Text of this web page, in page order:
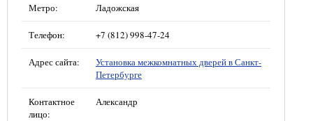
Метро: Ладожская
Телефон: +7 (812) 998-47-24
Адрес сайта:
Установка межкомнатных дверей в Санкт-
Петербурге
Контактное
лицо:
Александр